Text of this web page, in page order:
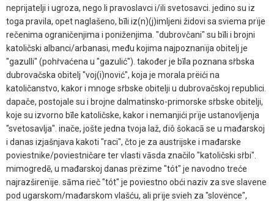
neprijatelji i ugroza, nego li pravoslavci i/ili svetosavci. jedino su iz
toga pravila, opet naglašeno, bīli iz(n)(j)imljeni židovi sa sviema prïje
rečenima ograničenjima i poniženjima. "dubrovčani" su bīli i brojni
katoličski albanci/arbanasi, među kojima najpoznanïja obitelj je
"gazulli" (pohṙvaćena u "gazulić"). također je bīla poznana sṙbska
dubrovačska obitelj "voj(i)nović", koja je morala prëići na
katoličanstvo, kakor i mnoge sṙbske obitelji u dubrovačskoj republici.
dapače, postojale su i brojne dalmatinsko-primorske sṙbske obitelji,
koje su izvorno bīle katoličske, kakor i nemanjići prïje ustanovljenja
"svetosavlja". inače, jošte jedna tvoja laž, dïô šokacā se u mađarskoj
i danas izjašnjava kakoti "raci", čto je za austrijske i mađarske
poviestnike/poviestničare ter vlasti vāsda značilo "katoličski sṙbi".
mimogredē, u mađarskoj danas prëzime "tót" je navodno treće
najrazširenïje. sāma rieč "tót" je poviestno obći naziv za sve slavene
pod ugarskom/mađarskom vlašću, ali prïje svieh za "slovënce",